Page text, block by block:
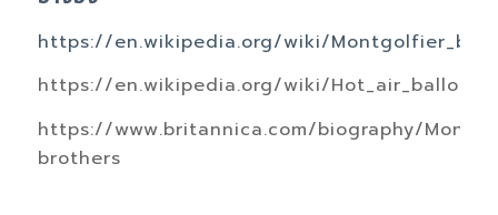
https://en.wikipedia.org/wiki/
https://en.wikipedia.org/wiki/Hot_air_balloon
https://www.britannica.com/biography/
brothers